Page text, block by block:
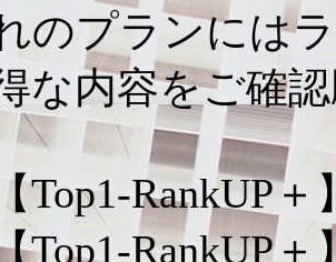
のプランには
な内容をご確
Top1-RankUP
Top1-RankUP